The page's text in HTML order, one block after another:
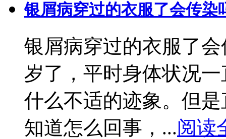
银屑病穿过的衣服了会传染
银屑病穿过的衣服了
岁了，平时身体状况
什么不适的迹象。但
知道怎么回事，...阅读